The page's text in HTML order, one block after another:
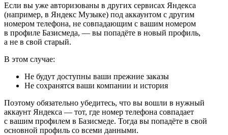
Если вы уже авторизованы в других сервисах Яндекса
(например, в Яндекс Музыке) под аккаунтом с другим
номером телефона, не совпадающим с вашим номером
в профиле Базисмеда, — вы попадёте в новый профиль,
а не в свой старый.
В этом случае:
Не будут доступны ваши прежние заказы
Не сохранятся ваши компании и история
Поэтому обязательно убедитесь, что вы вошли в нужный
аккаунт Яндекса — тот, где номер телефона совпадает
с вашим профилем в Базисмеде. Тогда вы попадёте в свой
основной профиль со всеми данными.